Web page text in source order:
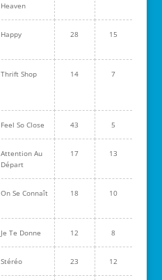
Heaven
Happy 28 15
Thrift Shop 14 7
Feel So Close 43 5
Attention Au
Départ
17 13
On Se Connaît 18 10
Je Te Donne 12 8
Stéréo 23 12